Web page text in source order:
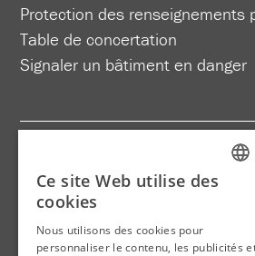
Protection des renseignements
Table de concertation
Signaler un bâtiment en danger
Typographie : Rural par Joël
Photographies : Pierre Lahoud
Direction artistique :Bureau
Ce site Web utilise des
cookies
Nous utilisons des cookies pour
personnaliser le contenu, les publicités